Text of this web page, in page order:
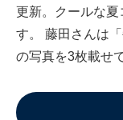
更新。クールな夏
す。 藤田さんは
の写真を3枚載せ